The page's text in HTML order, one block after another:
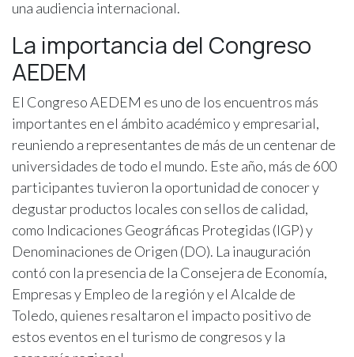
una audiencia internacional.
La importancia del Congreso
AEDEM
El Congreso AEDEM es uno de los encuentros más
importantes en el ámbito académico y empresarial,
reuniendo a representantes de más de un centenar de
universidades de todo el mundo. Este año, más de 600
participantes tuvieron la oportunidad de conocer y
degustar productos locales con sellos de calidad,
como Indicaciones Geográficas Protegidas (IGP) y
Denominaciones de Origen (DO). La inauguración
contó con la presencia de la Consejera de Economía,
Empresas y Empleo de la región y el Alcalde de
Toledo, quienes resaltaron el impacto positivo de
estos eventos en el turismo de congresos y la